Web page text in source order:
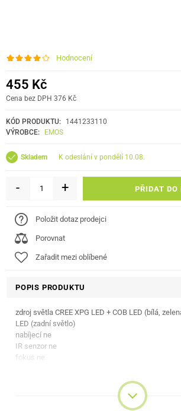
Hodnocení
455 Kč
Cena bez DPH 376 Kč
KÓD PRODUKTU:
1441233110
VÝROBCE:
EMOS
Skladem k odeslání v pondělí 10.08.
- + PŘIDAT DO
Položit dotaz prodejci
Porovnat
Zařadit mezi oblíbené
POPIS PRODUKTU
zdroj světla CREE XPG LED + COB LED (bílá,
LED (zadní světlo)
nabíjecí ne
IR senzor ne
fokus ne
režimy pravé tl.: COB bílá, zelená, červená, vyp.;
+ COB bílá, CREE XPG LED: 100%, 50%, bliká,